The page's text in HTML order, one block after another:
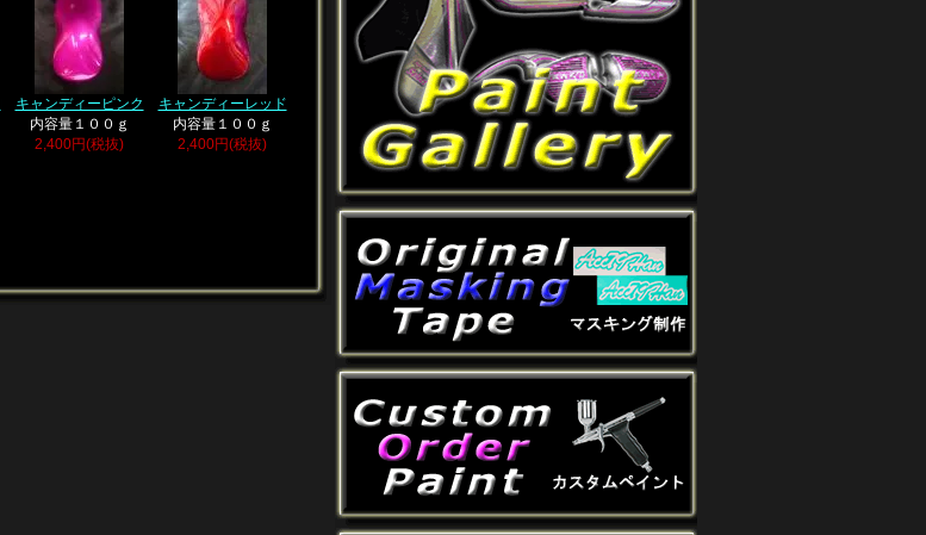
キャンディーピンク
内容量１００ｇ
2,400円(税抜)
キャンディーレッド
内容量１００ｇ
2,400円(税抜)